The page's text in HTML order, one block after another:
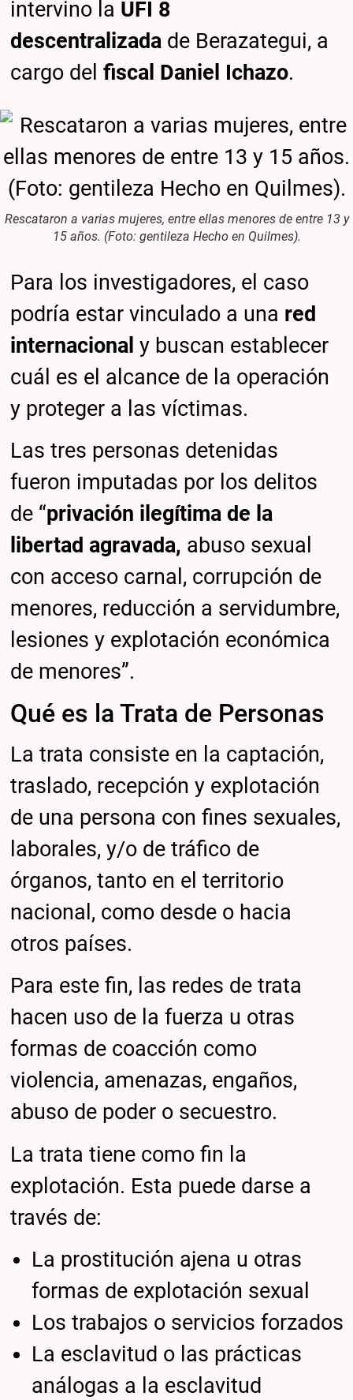
intervino la UFI 8
descentralizada de Berazategui, a
cargo delfiscal Daniel Ichazo.
Rescataron a varias mujeres, entre ellas menores de entre 13 y
15 años. (Foto: gentileza Hecho en Quilmes).
Para los investigadores, el caso
podría estar vinculado a una red
internacionaly buscan establecer
cuál es el alcance de la operación
y proteger a las víctimas.
Las tres personas detenidas
fueron imputadas por los delitos
de “privación ilegítima de la
libertad agravada, abuso sexual
con acceso carnal, corrupción de
menores, reducción a servidumbre,
lesiones y explotación económica
de menores”.
Qué es la Trata de Personas
La trata consiste en la captación,
traslado, recepción y explotación
de una persona con fines sexuales,
laborales, y/o de tráfico de
órganos, tanto en el territorio
nacional, como desde o hacia
otros países.
Para este fin, las redes de trata
hacen uso de la fuerza u otras
formas de coacción como
violencia, amenazas, engaños,
abuso de poder o secuestro.
La trata tiene como fin la
explotación. Esta puede darse a
través de:
La prostitución ajena u otras
formas de explotación sexual
Los trabajos o servicios forzados
La esclavitud o las prácticas
análogas a la esclavitud